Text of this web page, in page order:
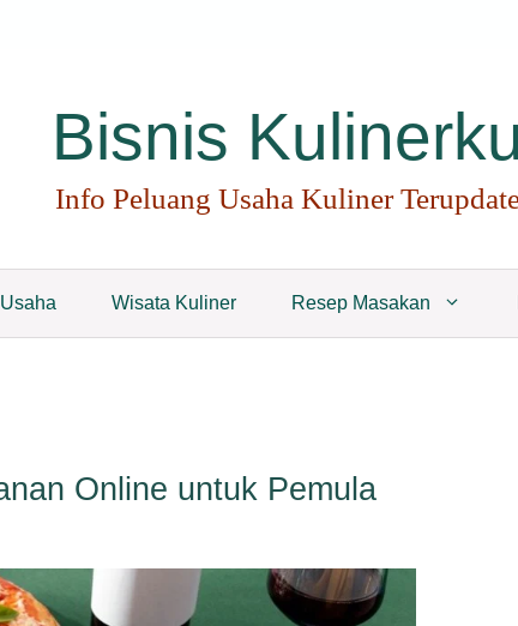
Bisnis Kulinerku
Info Peluang Usaha Kuliner
Wisata Kuliner Resep Masakan
Online untuk Pemula